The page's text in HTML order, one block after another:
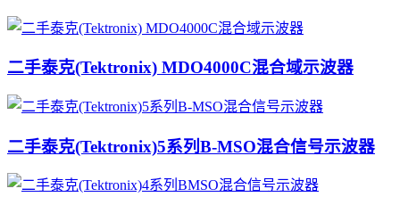
二手泰克(Tektronix) MDO4000C混合域示波器
二手泰克(Tektronix)5系列B-MSO混合信号示波器